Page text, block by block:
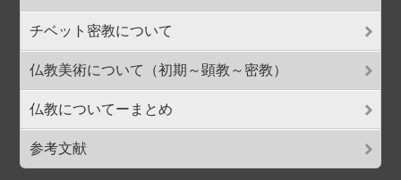
チベット密教について
仏教美術について（初期～顕教～密教）
仏教についてーまとめ
参考文献